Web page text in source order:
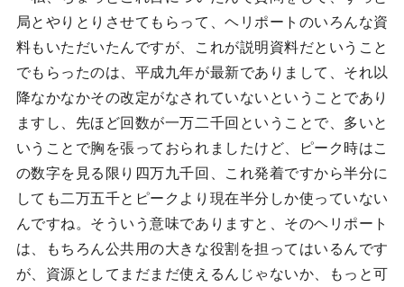
局とやりとりさせてもらって、ヘリポートのいろんな資
料もいただいたんですが、これが説明資料だということ
でもらったのは、平成九年が最新でありまして、それ以
降なかなかその改定がなされていないということであり
ますし、先ほど回数が一万二千回ということで、多いと
いうことで胸を張っておられましたけど、ピーク時はこ
の数字を見る限り四万九千回、これ発着ですから半分に
しても二万五千とピークより現在半分しか使っていない
んですね。そういう意味でありますと、そのヘリポート
は、もちろん公共用の大きな役割を担ってはいるんです
が、資源としてまだまだ使えるんじゃないか、もっと可